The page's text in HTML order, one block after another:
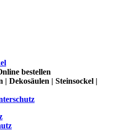
bestellen
| Dekosäulen | Steinsockel |